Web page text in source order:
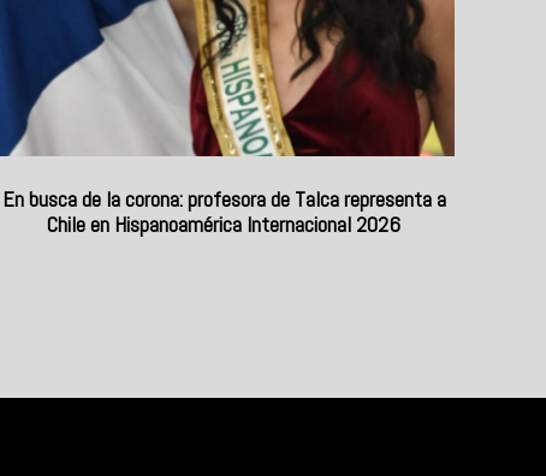
En busca de la corona: profesora de Talca representa a
Chile en Hispanoamérica Internacional 2026